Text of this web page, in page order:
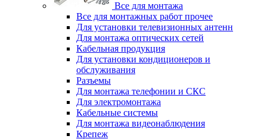
Все для монтажа
Все для монтажных работ прочее
Для установки телевизионных антенн
Для монтажа оптических сетей
Кабельная продукция
Для установки кондиционеров и
обслуживания
Разъемы
Для монтажа телефонии и СКС
Для электромонтажа
Кабельные системы
Для монтажа видеонаблюдения
Крепеж